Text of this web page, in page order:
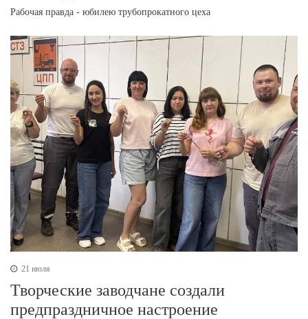
Рабочая правда - юбилею трубопрокатного цеха
21 июля
Творческие заводчане создали
предпраздничное настроение